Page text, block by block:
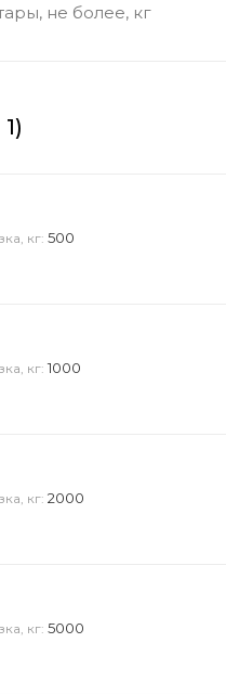
кг: 500
кг: 1000
кг: 2000
кг: 5000
не более, кг